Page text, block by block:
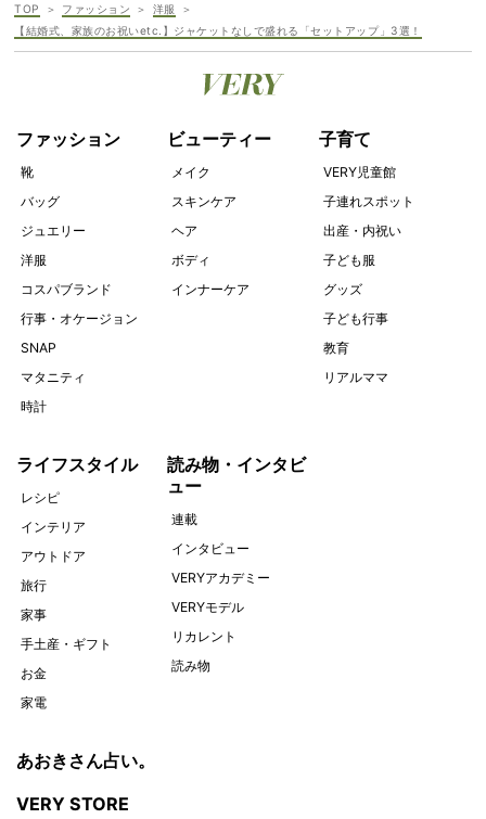
TOP ファッション
洋服
【結婚式、家族のお祝いetc.】ジャケットなしで盛れる「セットアップ」3選！
ファッション
靴
バッグ
ジュエリー
洋服
コスパブランド
行事・オケージョン
SNAP
マタニティ
時計
ビューティー
メイク
スキンケア
ヘア
ボディ
インナーケア
子育て
VERY児童館
子連れスポット
出産・内祝い
子ども服
グッズ
子ども行事
教育
リアルママ
ライフスタイル
レシピ
インテリア
アウトドア
旅行
家事
手土産・ギフト
お金
家電
読み物・インタビ
ュー
連載
インタビュー
VERYアカデミー
VERYモデル
リカレント
読み物
あおきさん占い。
VERY STORE